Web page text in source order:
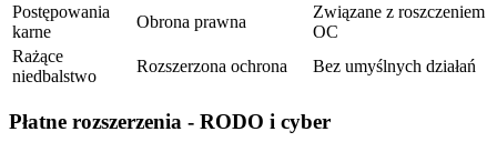
Postępowania
karne
Obrona prawna
Związane z roszczeniem
OC
Rażące
niedbalstwo
Rozszerzona ochrona Bez umyślnych działań
Płatne rozszerzenia - RODO i cyber